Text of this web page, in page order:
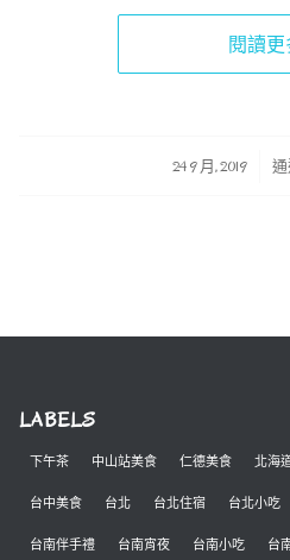
閱讀更
24 9 月, 2019
/ 通
LABELS
下午茶 中山站美食 仁德美食 北海
台中美食 台北 台北住宿 台北小吃
台南伴手禮 台南宵夜 台南小吃 台